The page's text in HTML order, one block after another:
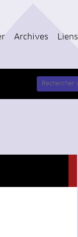
Archives Liens